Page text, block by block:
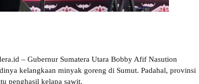
– Gubernur Sumatera Utara Bobby Afif Nasution
kelangkaan minyak goreng di Sumut. Padahal, provinsi
penghasil kelapa sawit.